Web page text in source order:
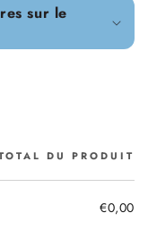
sur le
DU PRODUIT
€0,00